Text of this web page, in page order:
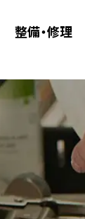
整備・修理